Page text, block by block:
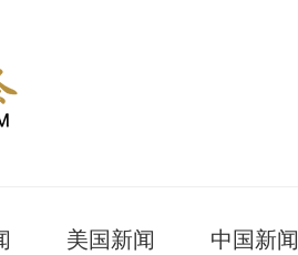
美国新闻 中国新闻